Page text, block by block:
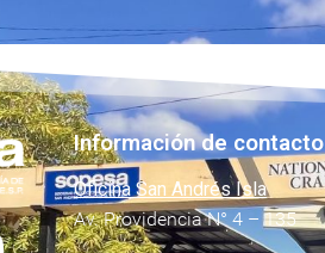
Información de contacto
Oficina San Andrés Isla
Av. Providencia N° 4 – 135